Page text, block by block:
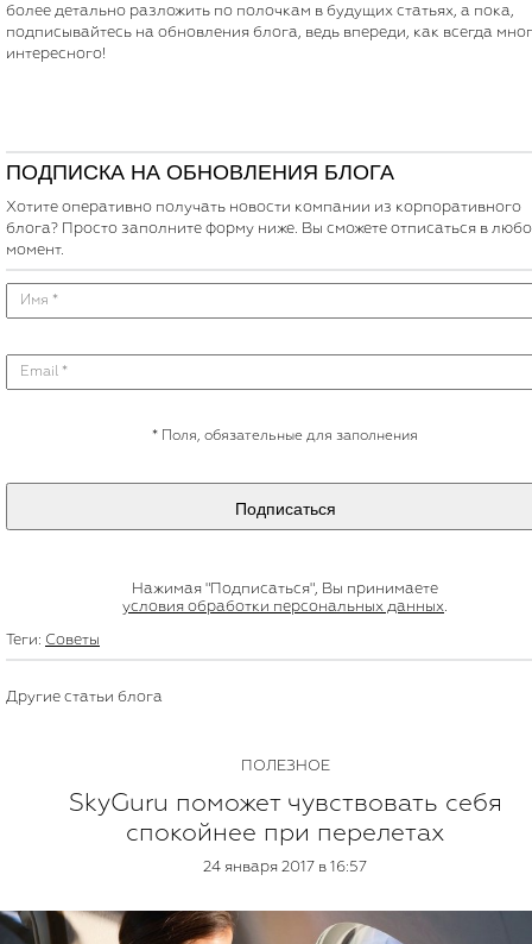
более детально разложить по полочкам в будущих статьях, а пока,
подписывайтесь на обновления блога, ведь впереди, как всегда
интересного!
ПОДПИСКА НА ОБНОВЛЕНИЯ БЛОГА
Хотите оперативно получать новости компании из корпоративного
блога? Просто заполните форму ниже. Вы сможете отписаться в
момент.
* Поля, обязательные для заполнения
Подписаться
Нажимая "Подписаться", Вы принимаете
условия обработки персональных данных.
Теги: Советы
Другие статьи блога
ПОЛЕЗНОЕ
SkyGuru поможет чувствовать себя
спокойнее при перелетах
24 января 2017 в 16:57